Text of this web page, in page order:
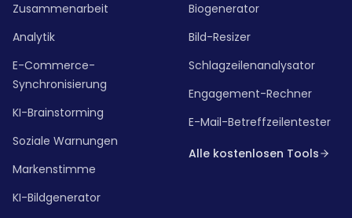
Zusammenarbeit
Analytik
E-Commerce-
Synchronisierung
KI-Brainstorming
Soziale Warnungen
Markenstimme
KI-Bildgenerator
Biogenerator
Bild-Resizer
Schlagzeilenanalysator
Engagement-Rechner
E-Mail-Betreffzeilentester
Alle kostenlosen Tools